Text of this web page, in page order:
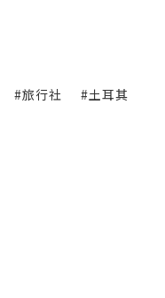
#旅行社 #土耳其